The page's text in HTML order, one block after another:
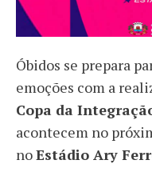
Óbidos se prepara
emoções com a
Copa da
acontecem no
noEstádio Ary